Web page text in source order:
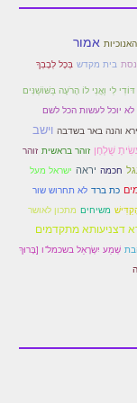
אמור
בית מקדש בְּכָל לְבָבְךָ
דּוֹדִי לִי וַאֲנִי לוֹ הָרֹעֶה בַּשּׁוֹשַׁנִּים
יוכל לעשות הכל לשם
והנה באר בשדבה וישב
שֻׁלְחָן זוהר בראשית זוהר
חכמה יראה ישראל מעל
כת ברד לא תחרוש שור
משיחים מתכון לאושר
דצניעותא מתקדמים
שְׁמַע יִשְׂרָאֵל בשכמל"ו [בָּרוּךְ